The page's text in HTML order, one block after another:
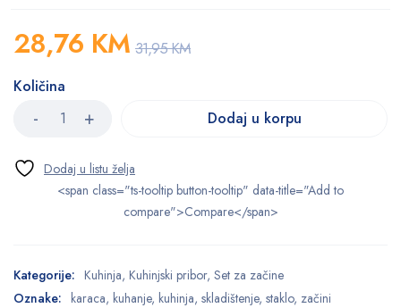
31,95KM
28,76 KM
Količina
Dodaj u korpu
<span class="ts-tooltip button-tooltip" data-title="Add to
compare">Compare</span>
Kategorije: Kuhinja, Kuhinjski pribor, Set za začine
Oznake: karaca, kuhanje, kuhinja, skladištenje, staklo, začini